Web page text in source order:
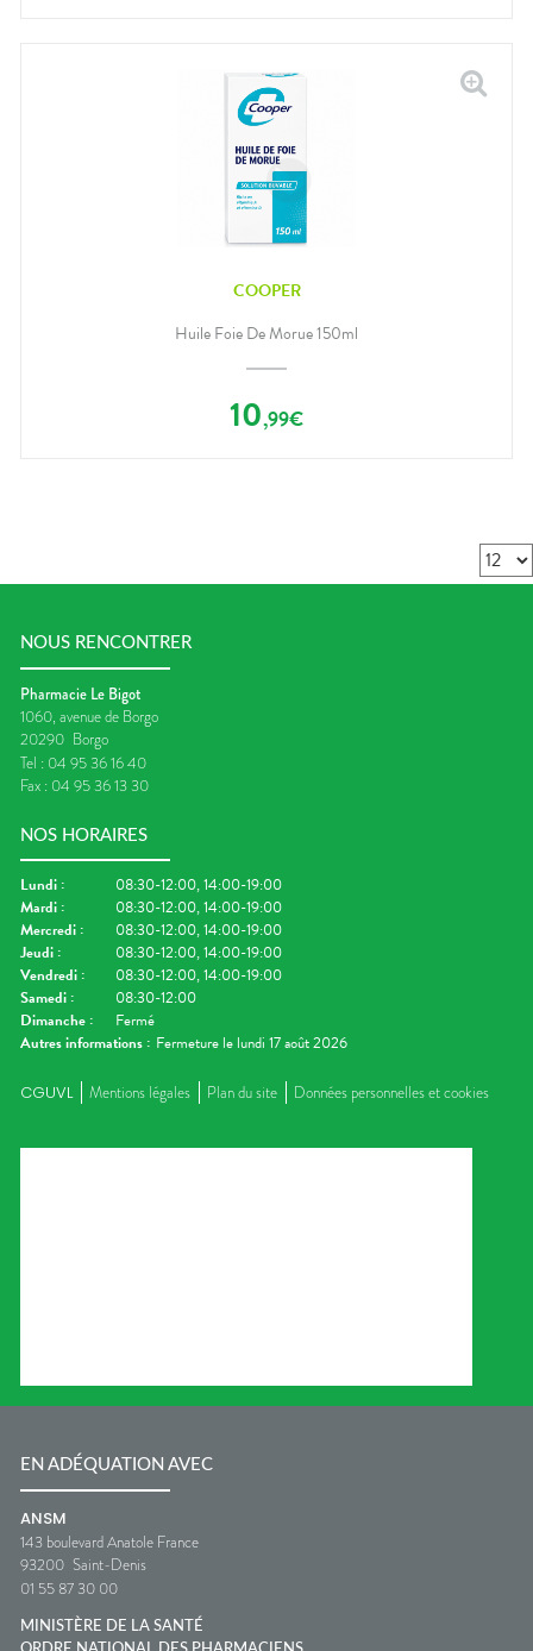
COOPER
Huile Foie De Morue 150ml
10,99€
NOUS RENCONTRER
Pharmacie Le Bigot
1060, avenue de Borgo
20290 Borgo
Tel : 04 95 36 16 40
Fax : 04 95 36 13 30
NOS HORAIRES
Lundi :
08:30-12:00, 14:00-19:00
Mardi :
08:30-12:00, 14:00-19:00
Mercredi :
08:30-12:00, 14:00-19:00
Jeudi :
08:30-12:00, 14:00-19:00
Vendredi :
08:30-12:00, 14:00-19:00
Samedi :
08:30-12:00
Dimanche :
Fermé
Autres informations : Fermeture le lundi 17 août 2026
CGUVL Mentions légales Plan du site Données personnelles et cookies
EN ADÉQUATION AVEC
ANSM
143 boulevard Anatole France
93200 Saint-Denis
01 55 87 30 00
MINISTÈRE DE LA SANTÉ